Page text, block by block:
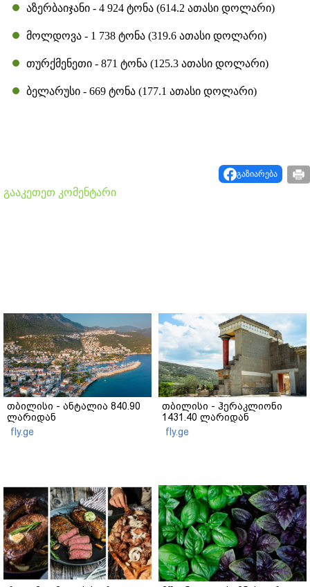
აზერბაიჯანი - 4 924 ტონა (614.2 ათასი დოლარი)
მოლდოვა - 1 738 ტონა (319.6 ათასი დოლარი)
თურქმენეთი - 871 ტონა (125.3 ათასი დოლარი)
ბელარუსი - 669 ტონა (177.1 ათასი დოლარი)
გაზიარება
გააკეთეთ კომენტარი
თბილისი - ანტალია 840.90
ლარიდან
fly.ge
თბილისი - ჰერაკლიონი
1431.40 ლარიდან
fly.ge